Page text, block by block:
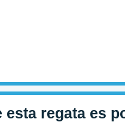
esta regata es